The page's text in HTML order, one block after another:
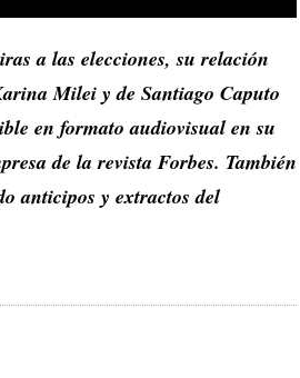
a las elecciones, su relación
Milei y de Santiago Caputo
en formato audiovisual en su
de la revista Forbes. También
anticipos y extractos del